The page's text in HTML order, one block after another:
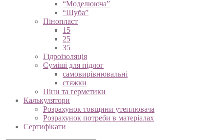
“Моделююча”
“Шуба”
Пінопласт
15
25
35
Гідроізоляція
Суміші для підлог
самовирівнювальні
стяжки
Піни та герметики
Калькулятори
Розрахунок товщини утеплювача
Розрахунок потреби в матеріалах
Сертифікати